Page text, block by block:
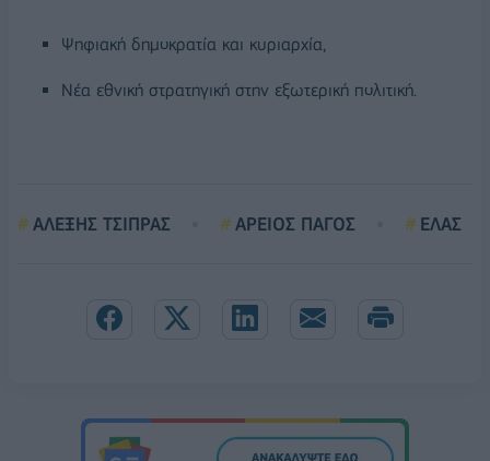
Ψηφιακή δημοκρατία και κυριαρχία,
Νέα εθνική στρατηγική στην εξωτερική πολιτική.
ΑΛΕΞΗΣ ΤΣΙΠΡΑΣ ΑΡΕΙΟΣ ΠΑΓΟΣ ΕΛΑΣ